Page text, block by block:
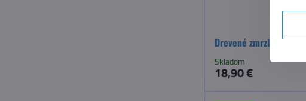
Drevené zmrzlinky
Skladom
18,90 €